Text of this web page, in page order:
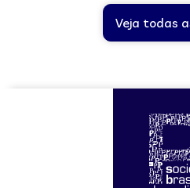
Veja todas